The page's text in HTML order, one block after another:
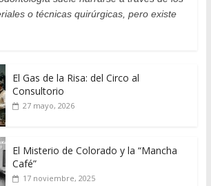
o técnicas quirúrgicas, pero existe
El Gas de la Risa: del Circo al
Consultorio
27 mayo, 2026
El Misterio de Colorado y la “Mancha
Café”
17 noviembre, 2025